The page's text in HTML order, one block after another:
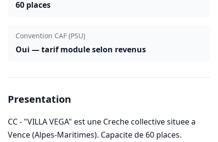
60 places
Convention CAF (PSU)
Oui — tarif module selon revenus
Presentation
CC - "VILLA VEGA" est une Creche collective situee a
Vence (Alpes-Maritimes). Capacite de 60 places.